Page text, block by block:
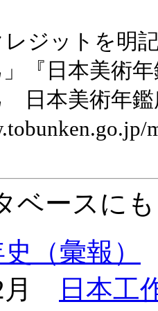
ジットを明
『日本美術
日本美術年鑑
ベースに
（彙報）
月
日本